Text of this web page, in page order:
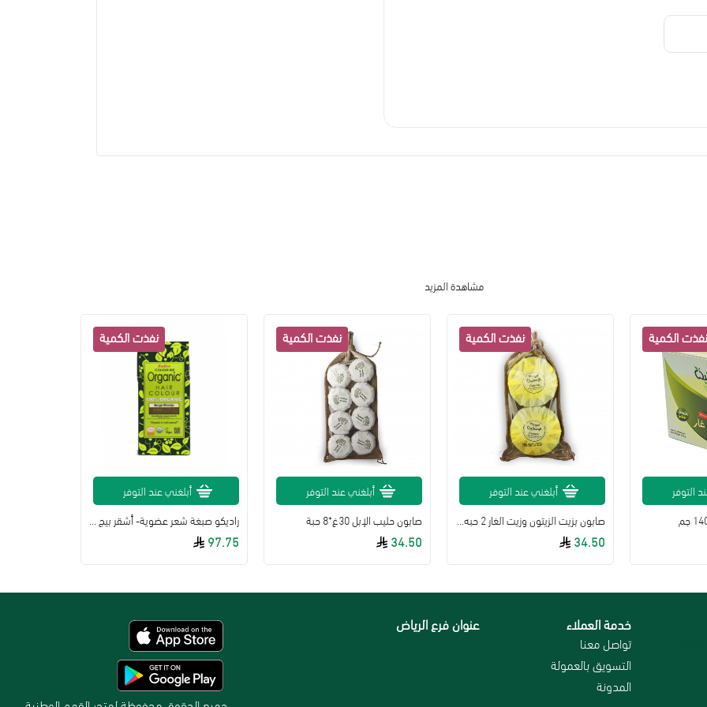
مشاهدة المزيد
التوفر
34.50
أبلغني عند التوفر
صابون حليب الإبل 30غ*8 حبة
34.50
أبلغني عند التوفر
97.75
أبلغني عند التوفر
خدمة العملاء
تواصل معنا
التسويق بالعمولة
المدونة
عنوان فرع الرياض